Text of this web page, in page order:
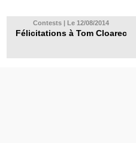
Contests | Le 12/08/2014
Félicitations à Tom Cloarec